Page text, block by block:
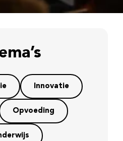
Innovatie
Opvoeding